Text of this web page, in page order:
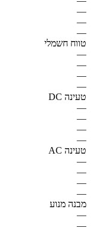
—
—
—
טווח חשמלי
—
—
—
—
טעינה DC
—
—
—
—
טעינה AC
—
—
—
—
מבנה מנוע
—
—